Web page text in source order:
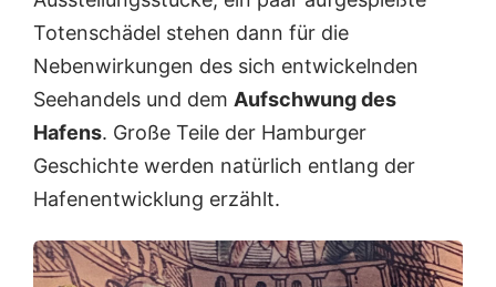
Totenschädel stehen dann für die
Nebenwirkungen des sich entwickelnden
Seehandels und dem Aufschwung des
Hafens. Große Teile der Hamburger
Geschichte werden natürlich entlang der
Hafenentwicklung erzählt.